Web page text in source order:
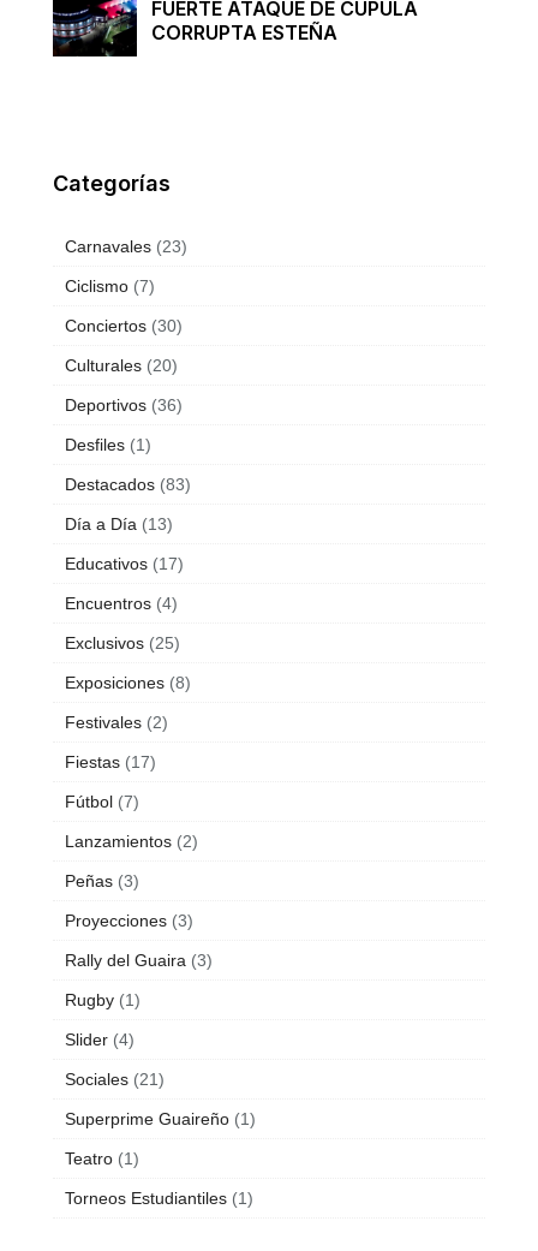
FUERTE ATAQUE DE CÚPULA
CORRUPTA ESTEÑA
Categorías
Carnavales (23)
Ciclismo (7)
Conciertos (30)
Culturales (20)
Deportivos (36)
Desfiles (1)
Destacados (83)
Día a Día (13)
Educativos (17)
Encuentros (4)
Exclusivos (25)
Exposiciones (8)
Festivales (2)
Fiestas (17)
Fútbol (7)
Lanzamientos (2)
Peñas (3)
Proyecciones (3)
Rally del Guaira (3)
Rugby (1)
Slider (4)
Sociales (21)
Superprime Guaireño (1)
Teatro (1)
Torneos Estudiantiles (1)